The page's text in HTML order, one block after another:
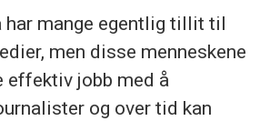
har mange egentlig tillit til
men disse menneskene
effektiv jobb med å
og over tid kan